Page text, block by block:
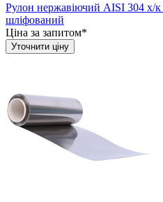
Рулон нержавіючий AISI 304 х/
шліфований
Ціна за запитом*
Уточнити ціну